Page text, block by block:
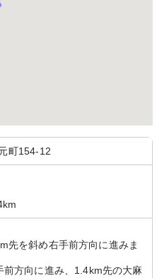
町154-12
先を斜め右手前方向に進みま
方向に進み、1.4km先の大麻